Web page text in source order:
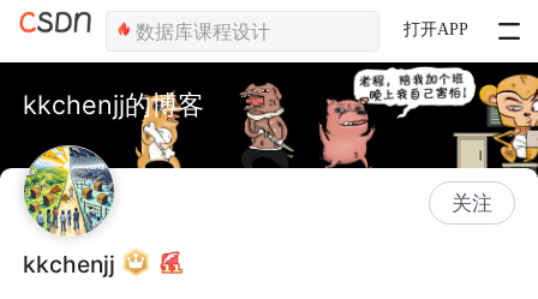
打开APP
kkchenjj的博客
关注
kkchenjj